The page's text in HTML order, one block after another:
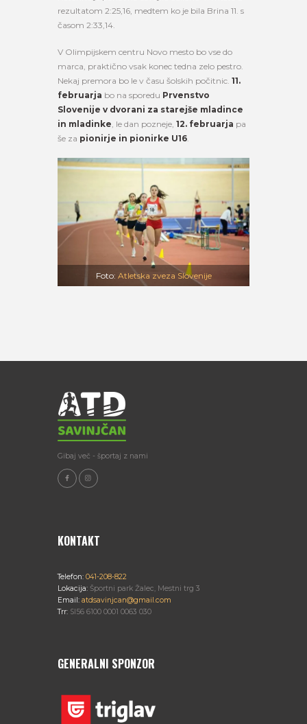
rezultatom 2:25,16, medtem ko je bila Brina 11. s
časom 2:33,14.
V Olimpijskem centru Novo mesto bo vse do
marca, praktično vsak konec tedna zelo pestro.
Nekaj premora bo le v času šolskih počitnic. 11.
februarja bo na sporedu Prvenstvo
Slovenije v dvorani za starejše mladince
in mladinke , le dan pozneje, 12. februarja pa
še za pionirje in pionirke U16
Foto: Atletska zveza Slovenije
Gibaj več - športaj z nami
KONTAKT
Telefon: 041-208-822
Lokacija: Športni park Žalec, Mestni trg 3
Email: atdsavinjcan@gmail.com
Trr: SI56 6100 0001 0063 030
GENERALNI SPONZOR